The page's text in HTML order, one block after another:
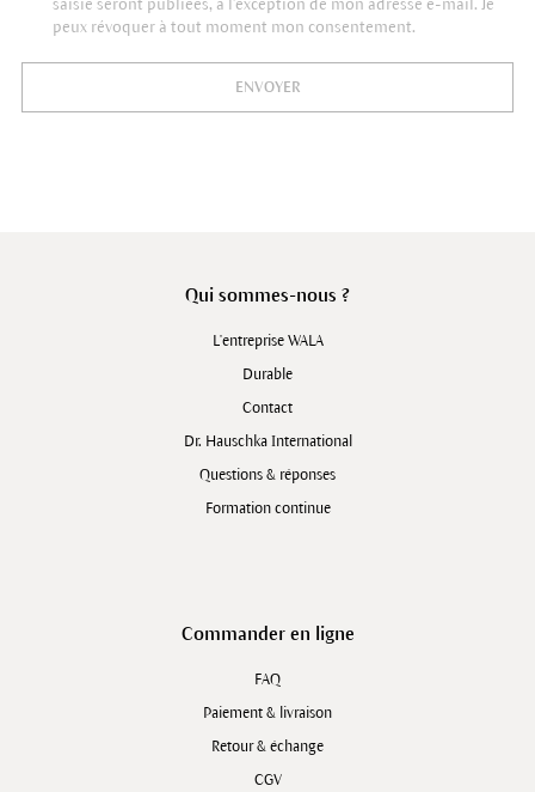
saisie seront publiées, à l'exception de mon adresse e-mail. Je
peux révoquer à tout moment mon consentement.
ENVOYER
Qui sommes-nous ?
L'entreprise WALA
Durable
Contact
Dr. Hauschka International
Questions & réponses
Formation continue
Commander en ligne
FAQ
Paiement & livraison
Retour & échange
CGV